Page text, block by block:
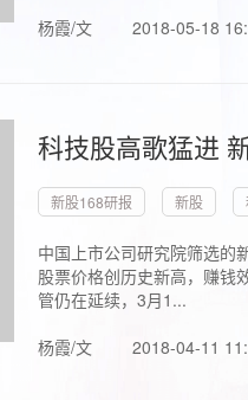
杨霞/文 2018-05-18
科技股高歌猛进
新股168研报 新股
中国上市公司研究院筛选的
股票价格创历史新高，赚钱
管仍在延续，3月1...
杨霞/文
2018-04-11